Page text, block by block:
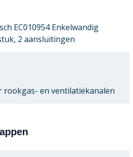
EC010954 Enkelwandig
2 aansluitingen
rookgas- en ventilatiekanalen